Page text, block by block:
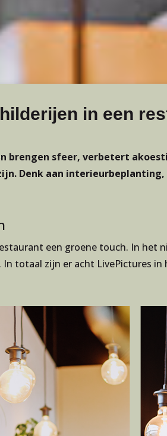
in een
brengen sfeer, verbetert
Denk aan
een groene touch. In het
totaal zijn er acht LivePictures